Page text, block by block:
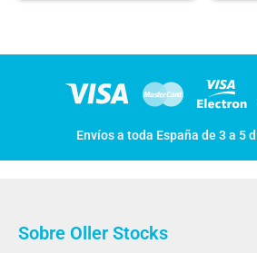
Envíos a toda España de 3 a 5
Sobre Oller Stocks